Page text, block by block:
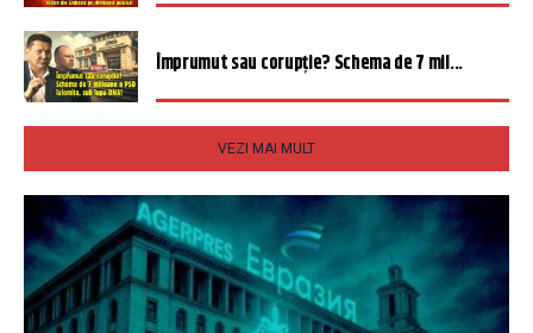
Împrumut sau corupție? Schema de 7 mil...
VEZI MAI MULT